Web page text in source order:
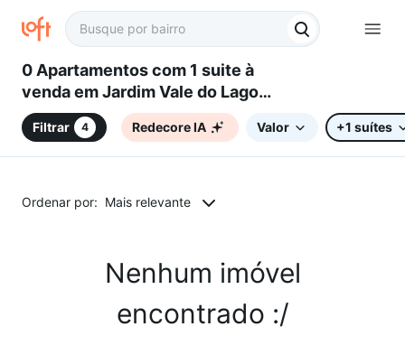
0 Apartamentos com 1 suite à
venda em Jardim Vale do Lago
Residencial, Sorocaba, SP
Filtrar 4 Redecore IA Valor +1 suítes
Ordenar por: Mais relevante
Nenhum imóvel
encontrado :/